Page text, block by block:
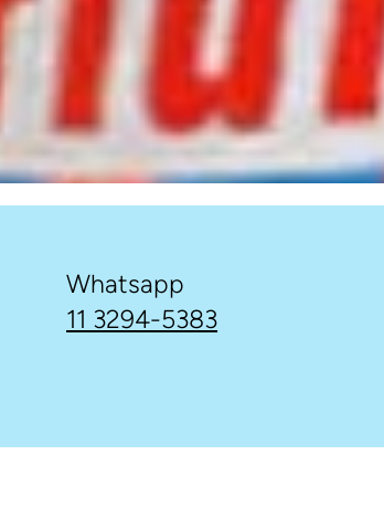
Whatsapp
11 3294-5383